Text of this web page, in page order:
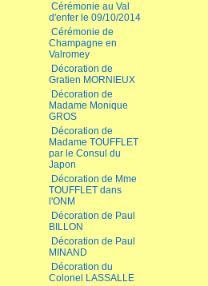
Cérémonie au Val
d'enfer le 09/10/2014
Cérémonie de
Champagne en
Valromey
Décoration de
Gratien MORNIEUX
Décoration de
Madame Monique
GROS
Décoration de
Madame TOUFFLET
par le Consul du
Japon
Décoration de Mme
TOUFFLET dans
l'ONM
Décoration de Paul
BILLON
Décoration de Paul
MINAND
Décoration du
Colonel LASSALLE